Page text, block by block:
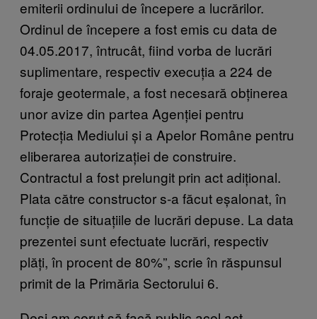
emiterii ordinului de începere a lucrărilor.
Ordinul de începere a fost emis cu data de
04.05.2017, întrucât, fiind vorba de lucrări
suplimentare, respectiv execuția a 224 de
foraje geotermale, a fost necesară obținerea
unor avize din partea Agenției pentru
Protecția Mediului și a Apelor Române pentru
eliberarea autorizației de construire.
Contractul a fost prelungit prin act adițional.
Plata către constructor s-a făcut eșalonat, în
funcție de situațiile de lucrări depuse. La data
prezentei sunt efectuate lucrări, respectiv
plăți, în procent de 80%”, scrie în răspunsul
primit de la Primăria Sectorului 6.